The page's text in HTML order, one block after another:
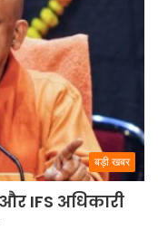
बड़ी खबर
IFS अधिकारी